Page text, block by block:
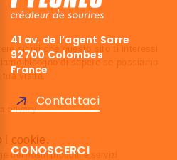
41 av. de l’agent Sarre
92700 Colombes
France
Contattaci
CONOSCERCI
I Cookies!
Abbiamo aspettato di essere sicuri che
questo sito ti interessi prima di
durante la tua visita.
Leggi la nostra politica sulla privacy
Ecco perché usiamo i cookie.
Ottimizzare la promozione dei nostri